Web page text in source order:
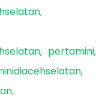
pertamini